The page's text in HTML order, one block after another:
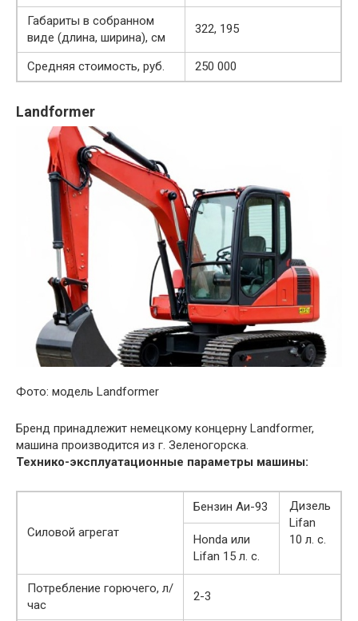
Габариты в собранном
виде (длина, ширина), см
322, 195
Средняя стоимость, руб. 250 000
Landformer
Фото: модель Landformer
Бренд принадлежит немецкому концерну Landformer,
машина производится из г. Зеленогорска.
Технико-эксплуатационные параметры машины:
Силовой агрегат
Бензин Аи-93
Дизель
Lifan
10 л. с.
Honda или
Lifan 15 л. с.
Потребление горючего, л/
час
2-3